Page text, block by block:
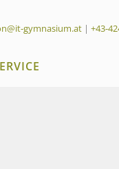
gymnasium.at | +43-